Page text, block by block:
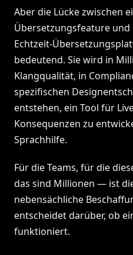
Aber die Lücke zwischen
Übersetzungsfeature
Echtzeit-
bedeutend. Sie wird in
Klangqualität, in
spezifischen
entstehen, ein Tool für
Konsequenzen zu
Sprachhilfe.
Für die Teams, für die
das sind Millionen — ist
nebensächliche
entscheidet darüber, ob
funktioniert.